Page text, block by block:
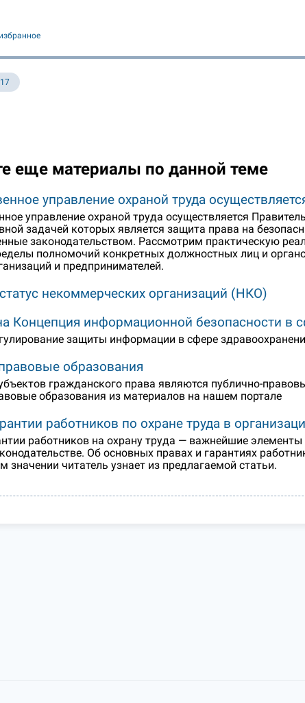
еще материалы по данной теме
управление охраной труда
управление охраной труда осуществляется
задачей которых является защита права на
законодательством. Рассмотрим практическую
полномочий конкретных должностных лиц и
и предпринимателей.
некоммерческих организаций (НКО)
Концепция информационной безопасности в
защиты информации в сфере
образования
гражданского права являются публично-
образования из материалов на нашем портале
работников по охране труда в
работников на охрану труда — важнейшие
Об основных правах и гарантиях
значении читатель узнает из предлагаемой статьи.